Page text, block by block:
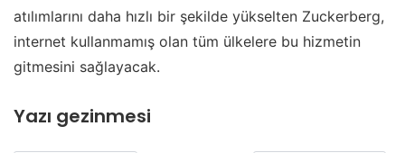
atılımlarını daha hızlı bir şekilde yükselten Zuckerberg,
internet kullanmamış olan tüm ülkelere bu hizmetin
gitmesini sağlayacak.
Yazı gezinmesi